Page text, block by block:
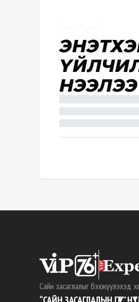
НЭЭЛЭЭ
Сайн засаглалыг бэхжүүлэхэд